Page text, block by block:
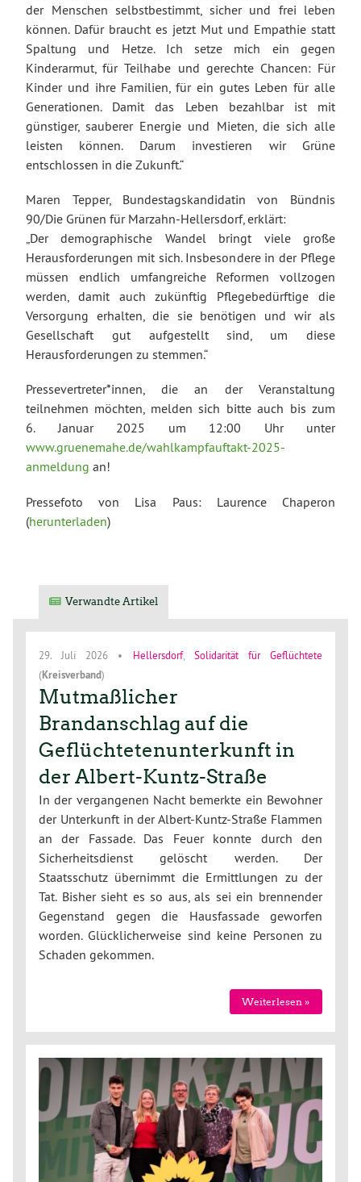
der Menschen selbstbestimmt, sicher und frei leben
können. Dafür braucht es jetzt Mut und Empathie statt
Spaltung und Hetze. Ich setze mich ein gegen
Kinderarmut, für Teilhabe und gerechte Chancen: Für
Kinder und ihre Familien, für ein gutes Leben für alle
Generationen. Damit das Leben bezahlbar ist mit
günstiger, sauberer Energie und Mieten, die sich alle
leisten können. Darum investieren wir Grüne
entschlossen in die Zukunft.“
Maren Tepper, Bundestagskandidatin von Bündnis
90/Die Grünen für Marzahn-Hellersdorf, erklärt:
„Der demographische Wandel bringt viele große
Herausforderungen mit sich. Insbesondere in der Pflege
müssen endlich umfangreiche Reformen vollzogen
werden, damit auch zukünftig Pflegebedürftige die
Versorgung erhalten, die sie benötigen und wir als
Gesellschaft gut aufgestellt sind, um diese
Herausforderungen zu stemmen.“
Pressevertreter*innen, die an der Veranstaltung
teilnehmen möchten, melden sich bitte auch bis zum
6. Januar 2025 um 12:00 Uhr unter
www.gruenemahe.de/wahlkampfauftakt-2025-
anmeldung an!
Pressefoto von Lisa Paus: Laurence Chaperon
(herunterladen)
Verwandte Artikel
29. Juli 2026 • Hellersdorf, Solidarität für Geflüchtete
(Kreisverband)
Mutmaßlicher
Brandanschlag auf die
Geflüchtetenunterkunft in
der Albert-Kuntz-Straße
In der vergangenen Nacht bemerkte ein Bewohner
der Unterkunft in der Albert-Kuntz-Straße Flammen
an der Fassade. Das Feuer konnte durch den
Sicherheitsdienst gelöscht werden. Der
Staatsschutz übernimmt die Ermittlungen zu der
Tat. Bisher sieht es so aus, als sei ein brennender
Gegenstand gegen die Hausfassade geworfen
worden. Glücklicherweise sind keine Personen zu
Schaden gekommen.
Weiterlesen »